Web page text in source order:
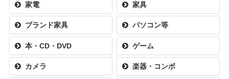
家電 家具
ブランド家具 パソコン等
本・CD・DVD ゲーム
カメラ 楽器・コンボ